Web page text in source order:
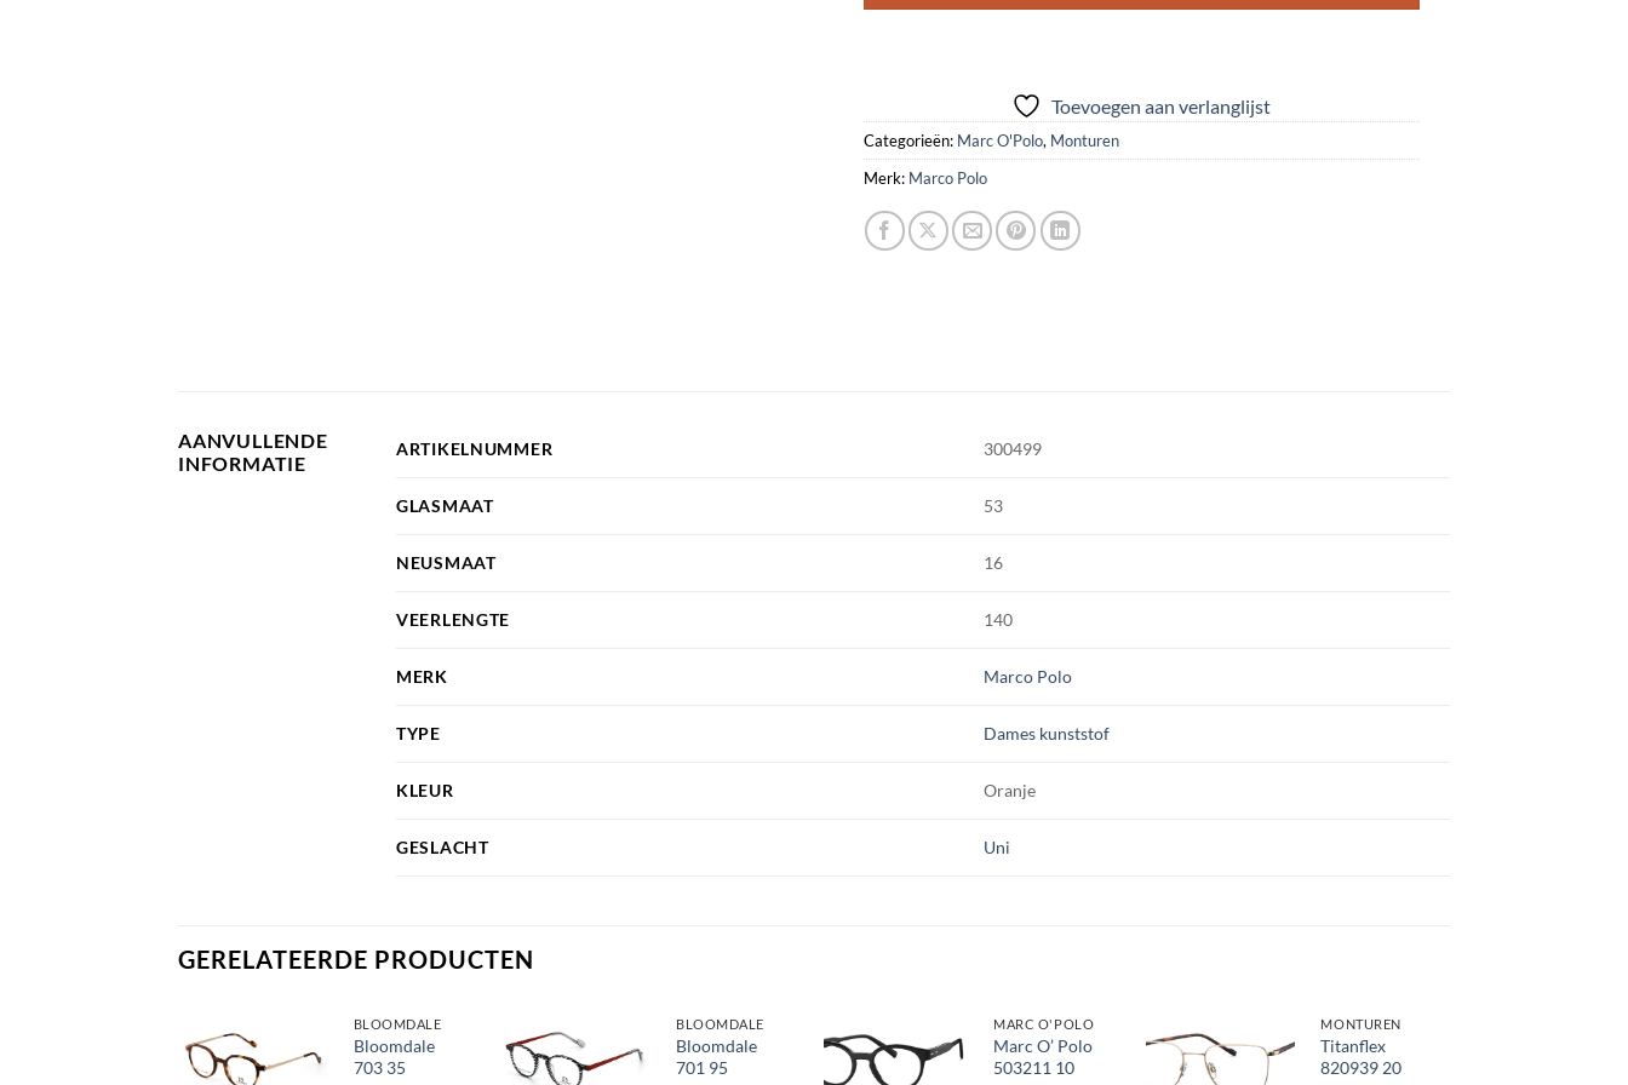
Toevoegen aan verlanglijst
Categorieën: Marc O'Polo, Monturen
Merk: Marco Polo
AANVULLENDE
INFORMATIE
ARTIKELNUMMER 300499
GLASMAAT 53
NEUSMAAT 16
VEERLENGTE 140
MERK Marco Polo
TYPE Dames kunststof
KLEUR Oranje
GESLACHT Uni
GERELATEERDE PRODUCTEN
Toevoegen
BLOOMDALE
Bloomdale
703 35
Toevoegen
BLOOMDALE
Bloomdale
701 95
Toevoegen
MARC O'POLO
Marc O’ Polo
503211 10
Toevoegen
MONTUREN
Titanflex
820939 20